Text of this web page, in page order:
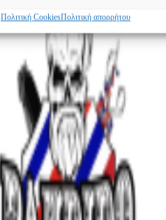
Πολιτική CookiesΠολιτική απορρήτου